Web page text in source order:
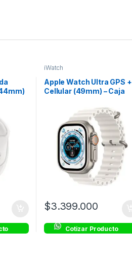
iWatch
Apple Watch Ultra GPS +
Cellular (49mm) – Caja
$3.399.000
Cotizar Producto